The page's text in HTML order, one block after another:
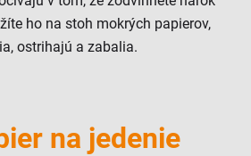
ho na stoh mokrých papierov,
ostrihajú a zabalia.
na jedenie